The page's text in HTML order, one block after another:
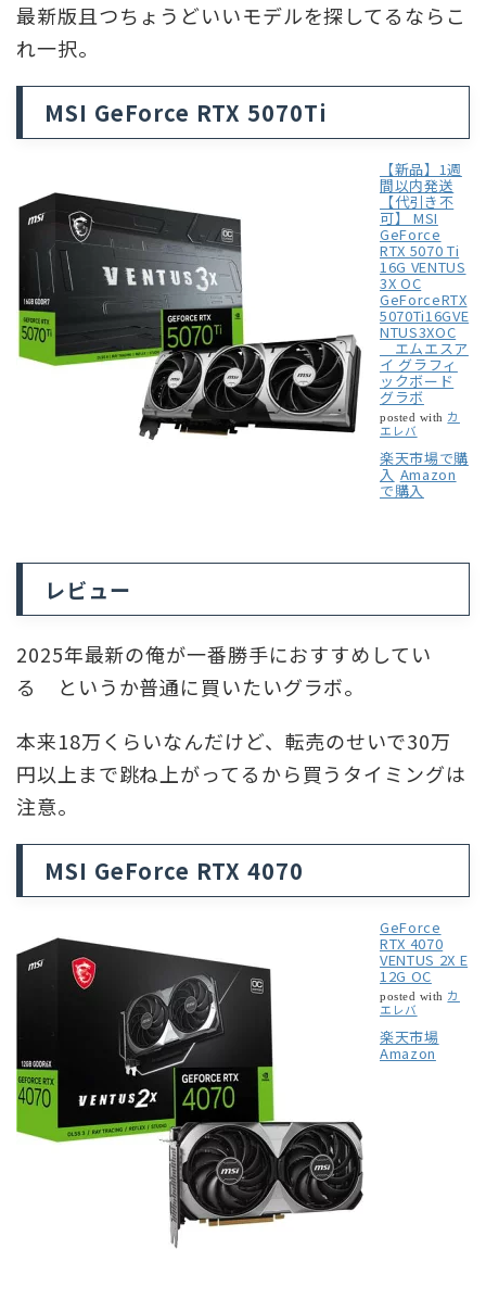
最新版且つちょうどいいモデルを探してるならこ
れ一択。
MSI GeForce RTX 5070Ti
【新品】1週
間以内発送
【代引き不
可】 MSI
GeForce
RTX 5070 Ti
16G VENTUS
3X OC
GeForceRTX
5070Ti16GVE
NTUS3XOC
エムエスア
イ グラフィ
ックボード
グラボ
posted with カ
エレバ
楽天市場で購
入 Amazon
で購入
レビュー
2025年最新の俺が一番勝手におすすめしてい
る というか普通に買いたいグラボ。
本来18万くらいなんだけど、転売のせいで30万
円以上まで跳ね上がってるから買うタイミングは
注意。
MSI GeForce RTX 4070
GeForce
RTX 4070
VENTUS 2X E
12G OC
posted with カ
エレバ
楽天市場
Amazon